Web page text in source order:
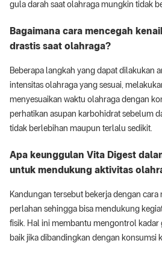
gula darah saat olahraga mungkin tidak
Bagaimana cara mencegah
drastis saat olahraga?
Beberapa langkah yang dapat dilakukan
intensitas olahraga yang sesuai,
menyesuaikan waktu olahraga dengan
perhatikan asupan karbohidrat sebelum
tidak berlebihan maupun terlalu sedikit.
Apa keunggulan Vita Digest
untuk mendukung aktivitas
Kandungan tersebut bekerja dengan cara
perlahan sehingga bisa mendukung
fisik. Hal ini membantu mengontrol kadar
baik jika dibandingkan dengan konsumsi